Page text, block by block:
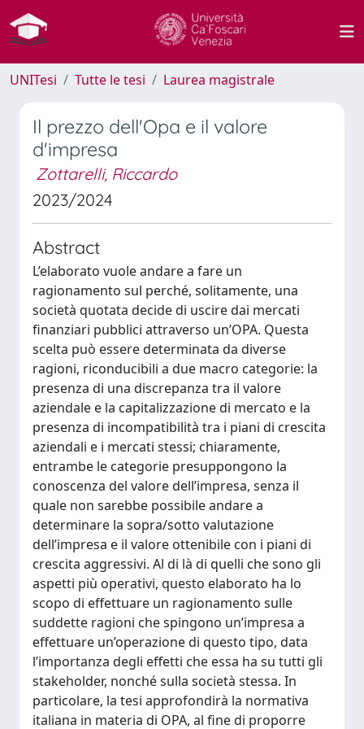
UNITesi Tutte le tesi Laurea magistrale
Il prezzo dell'Opa e il valore
d'impresa
Zottarelli, Riccardo
2023/2024
Abstract
L’elaborato vuole andare a fare un
ragionamento sul perché, solitamente, una
società quotata decide di uscire dai mercati
finanziari pubblici attraverso un’OPA. Questa
scelta può essere determinata da diverse
ragioni, riconducibili a due macro categorie: la
presenza di una discrepanza tra il valore
aziendale e la capitalizzazione di mercato e la
presenza di incompatibilità tra i piani di crescita
aziendali e i mercati stessi; chiaramente,
entrambe le categorie presuppongono la
conoscenza del valore dell’impresa, senza il
quale non sarebbe possibile andare a
determinare la sopra/sotto valutazione
dell’impresa e il valore ottenibile con i piani di
crescita aggressivi. Al di là di quelli che sono gli
aspetti più operativi, questo elaborato ha lo
scopo di effettuare un ragionamento sulle
suddette ragioni che spingono un’impresa a
effettuare un’operazione di questo tipo, data
l’importanza degli effetti che essa ha su tutti gli
stakeholder, nonché sulla società stessa. In
particolare, la tesi approfondirà la normativa
italiana in materia di OPA, al fine di proporre